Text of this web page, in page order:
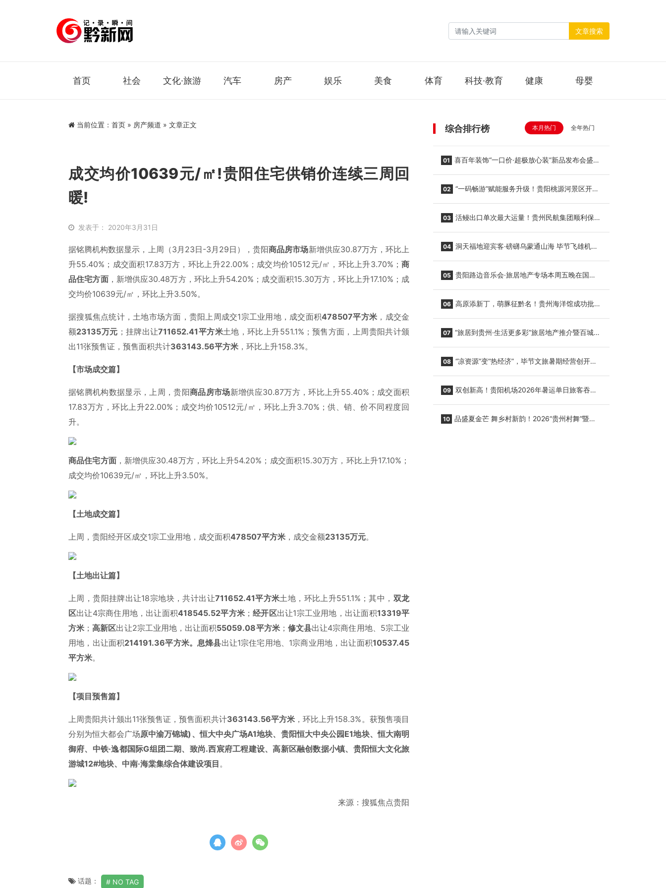
文章搜索
首页 社会 文化·旅游 汽车 房产 娱乐 美食 体育 科技·教育 健康 母婴
当前位置： 首页 » 房产频道 » 文章正文
成交均价10639元/㎡!贵阳住宅供销价连续三周回
暖!
发表于： 2020年3月31日
据铭腾机构数据显示，上周（3月23日-3月29日），贵阳商品房市场新增供应30.87万方，环比上
升55.40%；成交面积17.83万方，环比上升22.00%；成交均价10512元/㎡，环比上升3.70%； 商
品住宅方面，新增供应30.48万方，环比上升54.20%；成交面积15.30万方，环比上升17.10%；成
交均价10639元/㎡，环比上升3.50%。
据搜狐焦点统计，土地市场方面，贵阳上周成交1宗工业用地，成交面积478507平方米 ，成交金
额23135万元 ；挂牌出让711652.41平方米土地，环比上升551.1%；预售方面，上周贵阳共计颁
出11张预售证，预售面积共计363143.56平方米 ，环比上升158.3%。
【市场成交篇】
据铭腾机构数据显示，上周，贵阳商品房市场新增供应30.87万方，环比上升55.40%；成交面积
17.83万方，环比上升22.00%；成交均价10512元/㎡，环比上升3.70%；供、销、价不同程度回
升。
商品住宅方面，新增供应30.48万方，环比上升54.20%；成交面积15.30万方，环比上升17.10%；
成交均价10639元/㎡，环比上升3.50%。
【土地成交篇】
上周，贵阳经开区成交1宗工业用地，成交面积478507平方米 ，成交金额23135万元。
【土地出让篇】
上周，贵阳挂牌出让18宗地块，共计出让711652.41平方米土地，环比上升551.1%；其中， 双龙
区出让4宗商住用地，出让面积418545.52平方米 ；经开区出让1宗工业用地，出让面积13319平
方米 ；高新区出让2宗工业用地，出让面积55059.08平方米； 修文县出让4宗商住用地、5宗工业
用地，出让面积214191.36平方米。息烽县出让1宗住宅用地、1宗商业用地，出让面积10537.45
平方米。
【项目预售篇】
上周贵阳共计颁出11张预售证，预售面积共计363143.56平方米 ，环比上升158.3%。获预售项目
分别为恒大都会广场原中渝万锦城)、恒大中央广场A1地块、贵阳恒大中央公园E1地块、恒大南明
御府、中铁·逸都国际G组团二期、致尚.西宸府工程建设、高新区融创数据小镇、贵阳恒大文化旅
游城12#地块、中南·海棠集综合体建设项目 。
来源：搜狐焦点贵阳
话题： NO TAG
综合排行榜 本月热门 全年热门
01 喜百年装饰“一口价·超极放心装”新品发布会盛大
02 “一码畅游”赋能服务升级！贵阳桃源河景区开
03 活鳗出口单次最大运量！贵州民航集团顺利保障
04 洞天福地迎宾客·磅礴乌蒙通山海 毕节飞雄机场
05 贵阳路边音乐会·旅居地产专场本周五晚在国际
06 高原添新丁，萌豚征黔名！贵州海洋馆成功批量
07 “旅居到贵州·生活更多彩”旅居地产推介暨百城千
08 “凉资源”变“热经济”，毕节文旅暑期经营创开门
09 双创新高！贵阳机场2026年暑运单日旅客吞吐
10 品盛夏金芒 舞乡村新韵！2026“贵州村舞”暨望